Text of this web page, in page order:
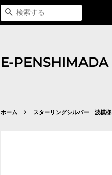
検索する
E-PENSHIMADA
ホーム › スターリングシルバー 波模